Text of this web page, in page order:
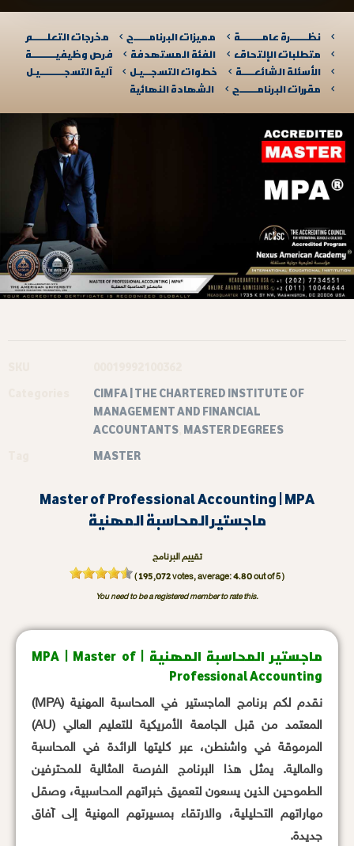
نظـــــــرة عامـــــــــة مميزات البرنامــــــج
مخرجات التعلــــــم
متطلبات الإلتحاق
الفئة المستهدفة
فرص وظيفيــــــــــة
الأسئلة الشائعـــــة
خطوات التسجـــيـل
آلية التسجــــــــــيـل​
مقررات البرنامـــــــج
الشهادة النهائية
CIMFA | THE CHARTERED INSTITUTE OF
MANAGEMENT AND FINANCIAL
ACCOUNTANTS MASTER DEGREES
MASTER
Master of Professional Accounting | MPA
ماجستير المحاسبة المهنية
تقييم البرنامج
(195,072votes, average:4.80out of 5 )
You need to be a registered member to rate this.
ماجستير المحاسبة المهنية | MPA | Master of
Professional Accounting
نقدم لكم برنامج الماجستير في المحاسبة المهنية (MPA)
المعتمد من قبل الجامعة الأمريكية للتعليم العالي (AU)
المرموقة في واشنطن، عبر كليتها الرائدة في المحاسبة
والمالية. يمثل هذا البرنامج الفرصة المثالية للمحترفين
الطموحين الذين يسعون لتعميق خبراتهم المحاسبية، وصقل
مهاراتهم التحليلية، والارتقاء بمسيرتهم المهنية إلى آفاق
جديدة.